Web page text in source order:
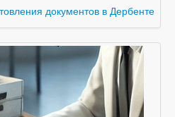
документов в Дербенте